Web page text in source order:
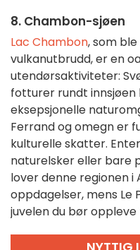
8. Chambon-sjøen
Lac Chambon, som
vulkanutbrudd, er en
utendørsaktiviteter:
fotturer rundt
eksepsjonelle
Ferrand og omegn er
kulturelle skatter.
naturelsker eller bare
lover denne regionen
oppdagelser, mens Le
juvelen du bør